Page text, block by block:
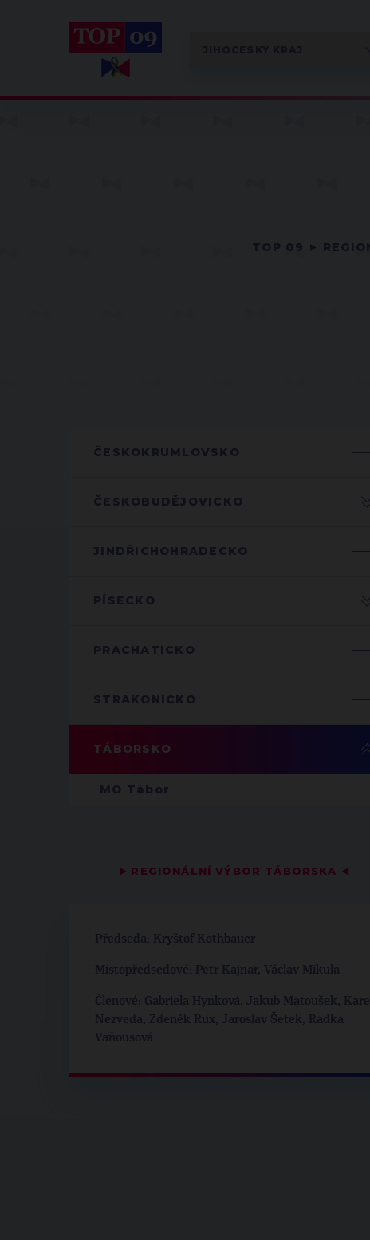
ČESKOKRUMLOVSKO
ČESKOBUDĚJOVICKO
JINDŘICHOHRADECKO
PÍSECKO
PRACHATICKO
STRAKONICKO
TÁBORSKO
MO Tábor
▶ REGIONÁLNÍ VÝBOR TÁBORSKA ◀
Předseda: Kryštof Kothbauer
Místopředsedové: Petr Kajnar, Václav Mikula
Členové: Gabriela Hynková, Jakub Matoušek, Karel
Nezveda, Zdeněk Rux, Jaroslav Šetek, Radka
Vaňousová